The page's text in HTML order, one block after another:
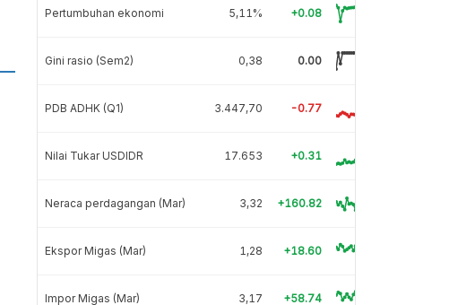
Pertumbuhan ekonomi 5,11% +0.08
Gini rasio (Sem2) 0,38 0.00
PDB ADHK (Q1) 3.447,70 -0.77
Nilai Tukar USDIDR 17.653 +0.31
Neraca perdagangan (Mar) 3,32 +160.82
Ekspor Migas (Mar) 1,28 +18.60
Impor Migas (Mar) 3,17 +58.74